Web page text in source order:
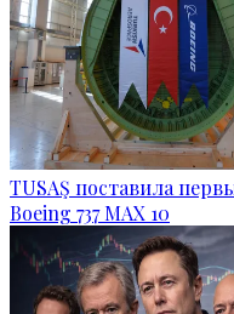
TUSAŞ поставила
Boeing 737 MAX 10